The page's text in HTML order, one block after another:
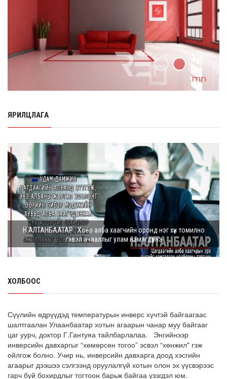
ноос E-Mongolia системээр зохи...
Өчигдөр согтуугаар тээврийн хэрэгсэл жолоодсон
95 хэрэг бүртгэгджээ
Хүүхдийн мөнгө, халамж, тэтгэмжийг энэ сарын 20-нд
НӨАТ-ын буцаан олголтыг 8 хувь болгох өргөдөлд 14
Г.Дамдинням: Шатахууны үнэ дээр тохиролцох
боломжгүй. Одоогоор олдож байгаа газра...
8 сарын 05, 2026
Э.Батшугар: Монгол Улс нэг эх үүсвэрээс буюу өндөр
чанартай эмийг, хямд үнээр худ...
8 сарын 05, 2026
НӨӨЦТЭЙ БАЙНА
8 сарын 05, 2026
Тэгш, сондгойгоор зааглан шатахуун олгосноор
өдрийн ачаалал ХОЁР ДАХИН БУУРСАН
ЯРИЛЦЛАГА
Н.АЛТАНБААТАР : Хоёр алба хаагчийн оронд нэг хүн томилно
гэвэл ачааллыг улам нэмэгдүүлнэ
ХОЛБООС
Сүүлийн өдрүүдэд температурын инверс хүчтэй байгаагаас
шалтгаалан Улаанбаатар хотын агаарын чанар муу байгааг
цаг уурч, доктор Г.Гантуяа тайлбарлалаа. Энгийнээр
инверсийн давхаргыг “хөмөрсөн тогоо” эсвэл “хөнжил" гэж
ойлгож болно. Учир нь, инверсийн давхарга доод хэсгийн
агаарыг дээшээ сэлгээнд оруулалгүй хотын олон эх үүсвэрээс
гарч буй бохирдлыг тогтоон барьж байгаа үзэгдэл юм.